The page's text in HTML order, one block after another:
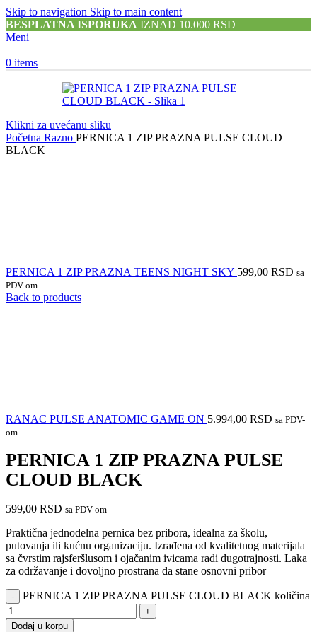
Skip to navigation Skip to main content
BESPLATNA ISPORUKA IZNAD 10.000 RSD
Meni
0 items
Klikni za uvećanu sliku
Početna Razno PERNICA 1 ZIP PRAZNA PULSE CLOUD
BLACK
PERNICA 1 ZIP PRAZNA TEENS NIGHT SKY 599,00 RSD sa
PDV-om
Back to products
RANAC PULSE ANATOMIC GAME ON 5.994,00 RSD sa PDV-
om
PERNICA 1 ZIP PRAZNA PULSE
CLOUD BLACK
599,00 RSD sa PDV-om
Praktična jednodelna pernica bez pribora, idealna za školu,
putovanja ili kućnu organizaciju. Izrađena od kvalitetnog materijala
sa čvrstim rajsferšlusom i ojačanim ivicama radi dugotrajnosti. Laka
za održavanje i dovoljno prostrana da stane osnovni pribor
PERNICA 1 ZIP PRAZNA PULSE CLOUD BLACK količina
Dodaj u korpu